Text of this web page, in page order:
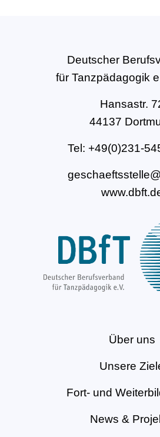
Deutscher
für Tanzpädagogik
Hansastr.
44137
Tel: +49(0)231-
Über uns
Unsere
Fort- und
News &